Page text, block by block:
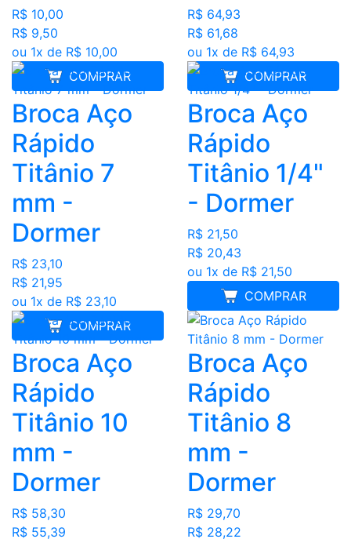
R$ 10,00
R$ 9,50
ou 1x de R$ 10,00
COMPRAR
R$ 64,93
R$ 61,68
ou 1x de R$ 64,93
COMPRAR
Broca Aço
Rápido
Titânio 7
mm -
Dormer
R$ 23,10
R$ 21,95
ou 1x de R$ 23,10
COMPRAR
Broca Aço
Rápido
Titânio 1/4"
- Dormer
R$ 21,50
R$ 20,43
ou 1x de R$ 21,50
COMPRAR
Broca Aço
Rápido
Titânio 10
mm -
Dormer
R$ 58,30
R$ 55,39
Broca Aço
Rápido
Titânio 8
mm -
Dormer
R$ 29,70
R$ 28,22